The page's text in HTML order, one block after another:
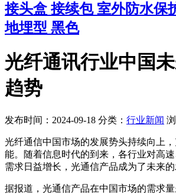
接头盒 接续包 室外防水保
地埋型 黑色
光纤通讯行业中国
趋势
发布时间：2024-09-18 分类： 行业新闻
光纤通信中国市场的发展势头持续向上
能。随着信息时代的到来，各行业对高
需求日益增长，光通信产品成为了未来的
据报道，光通信产品在中国市场的需求量